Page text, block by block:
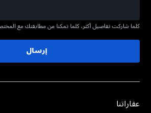
كلما شاركت تفاصيل أكثر، كلما تمكنا من مطابقتك مع
إرسال
عقاراتنا